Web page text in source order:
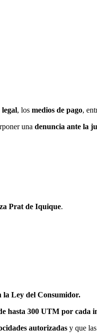
, los medios de pago,
una denuncia ante la
Prat de Iquique.
la Ley del Consumidor.
hasta 300 UTM por cada
autorizadas y que las